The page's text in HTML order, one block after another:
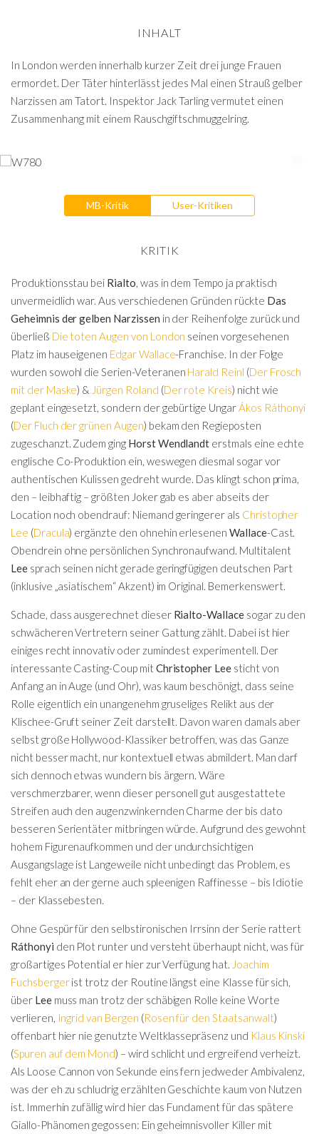
INHALT
In London werden innerhalb kurzer Zeit drei junge Frauen
ermordet. Der Täter hinterlässt jedes Mal einen Strauß gelber
Narzissen am Tatort. Inspektor Jack Tarling vermutet einen
Zusammenhang mit einem Rauschgiftschmuggelring.
MB-Kritik User-Kritiken
KRITIK
Produktionsstau bei Rialto , was in dem Tempo ja praktisch
unvermeidlich war. Aus verschiedenen Gründen rückte Das
Geheimnis der gelben Narzissen in der Reihenfolge zurück und
überließ Die toten Augen von London seinen vorgesehenen
Platz im hauseigenen Edgar Wallace-Franchise. In der Folge
wurden sowohl die Serien-Veteranen Harald Reinl (Der Frosch
mit der Maske) & Jürgen Roland (Der rote Kreis) nicht wie
geplant eingesetzt, sondern der gebürtige Ungar Ákos Ráthonyi
(Der Fluch der grünen Augen) bekam den Regieposten
zugeschanzt. Zudem ging Horst Wendlandt erstmals eine echte
englische Co-Produktion ein, weswegen diesmal sogar vor
authentischen Kulissen gedreht wurde. Das klingt schon prima,
den – leibhaftig – größten Joker gab es aber abseits der
Location noch obendrauf: Niemand geringerer als Christopher
Lee (Dracula) ergänzte den ohnehin erlesenen Wallace-Cast.
Obendrein ohne persönlichen Synchronaufwand. Multitalent
Leesprach seinen nicht gerade geringfügigen deutschen Part
(inklusive „asiatischem“ Akzent) im Original. Bemerkenswert.
Schade, dass ausgerechnet dieser Rialto-Wallacesogar zu den
schwächeren Vertretern seiner Gattung zählt. Dabei ist hier
einiges recht innovativ oder zumindest experimentell. Der
interessante Casting-Coup mit Christopher Leesticht von
Anfang an in Auge (und Ohr), was kaum beschönigt, dass seine
Rolle eigentlich ein unangenehm gruseliges Relikt aus der
Klischee-Gruft seiner Zeit darstellt. Davon waren damals aber
selbst große Hollywood-Klassiker betroffen, was das Ganze
nicht besser macht, nur kontextuell etwas abmildert. Man darf
sich dennoch etwas wundern bis ärgern. Wäre
verschmerzbarer, wenn dieser personell gut ausgestattete
Streifen auch den augenzwinkernden Charme der bis dato
besseren Serientäter mitbringen würde. Aufgrund des gewohnt
hohem Figurenaufkommen und der undurchsichtigen
Ausgangslage ist Langeweile nicht unbedingt das Problem, es
fehlt eher an der gerne auch spleenigen Raffinesse – bis Idiotie
– der Klassebesten.
Ohne Gespür für den selbstironischen Irrsinn der Serie rattert
Ráthonyi den Plot runter und versteht überhaupt nicht, was für
großartiges Potential er hier zur Verfügung hat.
Joachim
Fuchsbergerist trotz der Routine längst eine Klasse für sich,
über Leemuss man trotz der schäbigen Rolle keine Worte
verlieren, Ingrid van Bergen (Rosen für den Staatsanwalt)
offenbart hier nie genutzte Weltklassepräsenz und Klaus Kinski
(Spuren auf dem Mond) – wird schlicht und ergreifend verheizt.
Als Loose Cannon von Sekunde eins fern jedweder Ambivalenz,
was der eh zu schludrig erzählten Geschichte kaum von Nutzen
ist. Immerhin zufällig wird hier das Fundament für das spätere
Giallo-Phänomen gegossen: Ein geheimnisvoller Killer mit